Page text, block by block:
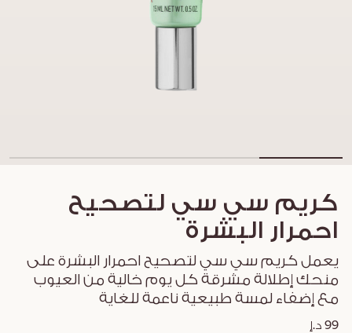
كريم سي سي لتصحيح
احمرار البشرة
يعمل كريم سي سي لتصحيح احمرار البشرة على
منحك إطلالة مشرقة كل يوم خالية من العيوب
مع إضفاء لمسة طبيعية ناعمة للغاية
99 د.إ